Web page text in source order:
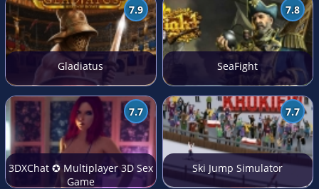
7.9
Gladiatus
7.8
SeaFight
7.7
3DXChat ✪ Multiplayer 3D Sex
Game
7.7
Ski Jump Simulator